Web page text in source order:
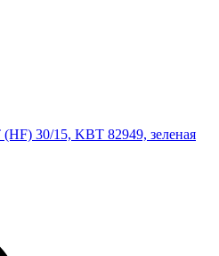
30/15, KBT 82949, зеленая